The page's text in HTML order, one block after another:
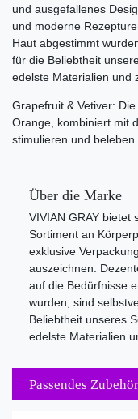
und ausgefallenes
und moderne
Haut abgestimmt
für die Beliebtheit
edelste Materialien und
Grapefruit & Vetiver:
Orange, kombiniert mit
stimulieren und beleben
Über die Marke
VIVIAN GRAY bietet
Sortiment an
exklusive
auszeichnen.
auf die Bedürfnisse
wurden, sind
Beliebtheit unseres
edelste Materialien
Passendes Zubehör